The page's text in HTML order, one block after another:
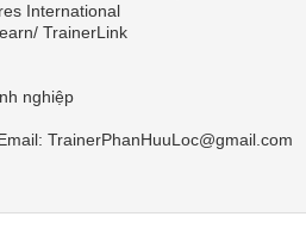
International
TrainerLink
nghiệp
TrainerPhanHuuLoc@gmail.com